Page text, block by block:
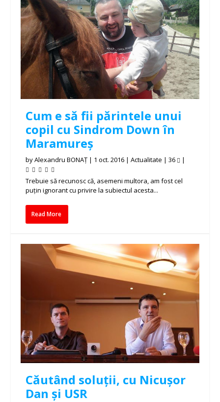
Cum e să fii părintele unui
copil cu Sindrom Down în
Maramureș
byAlexandru BONAȚ | 1 oct. 2016 |Actualitate |36 |
Trebuie să recunosc că, asemeni multora, am fost cel
puțin ignorant cu privire la subiectul acesta...
Read More
Căutând soluții, cu Nicușor
Dan și USR